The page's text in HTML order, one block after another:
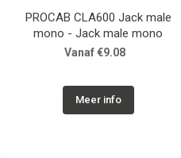
PROCAB CLA600 Jack male
mono - Jack male mono
Vanaf €9.08
Meer info